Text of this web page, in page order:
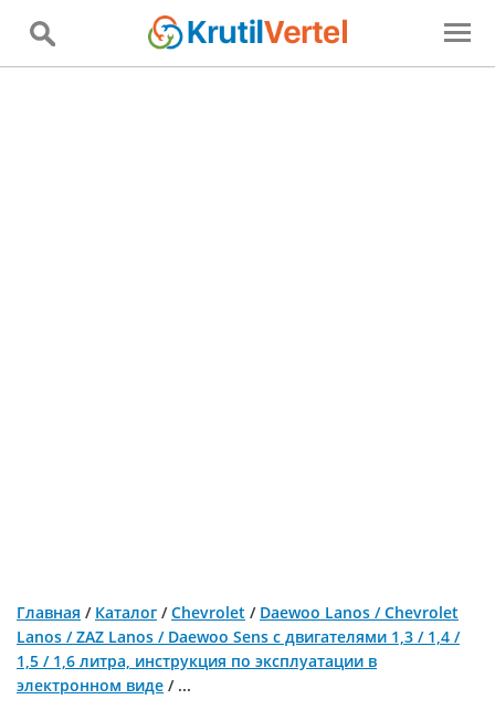
Главная / Каталог /Chevrolet / Daewoo Lanos / Chevrolet
Lanos / ZAZ Lanos / Daewoo Sens c двигателями 1,3 / 1,4 /
1,5 / 1,6 литра, инструкция по эксплуатации в
электронном виде / ...